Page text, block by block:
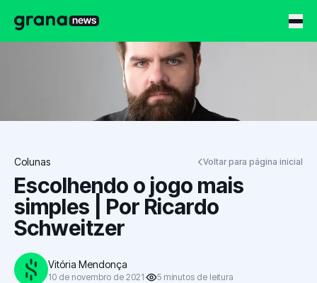
Grana News
Colunas Voltar para página inicial
Escolhendo o jogo mais
simples | Por Ricardo
Schweitzer
Vitória Mendonça
10 de novembro de 2021 5 minutos de leitura